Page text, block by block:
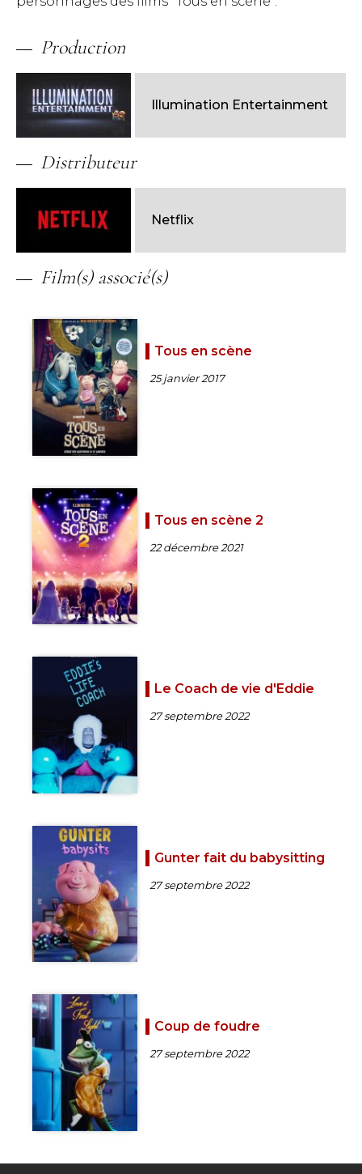
Production
Illumination Entertainment
Distributeur
Netflix
Film(s) associé(s)
Tous en scène
25 janvier 2017
Tous en scène 2
22 décembre 2021
Le Coach de vie d'Eddie
27 septembre 2022
Gunter fait du babysitting
27 septembre 2022
Coup de foudre
27 septembre 2022